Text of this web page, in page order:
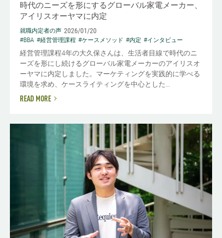
時代のニーズを形にするグローバル家電メーカー、
アイリスオーヤマに内定
就職内定者の声 2026/01/20
#BBA #経営管理課程 #ケースメソッド #内定 #インタビュー
経営管理課程4年の大久保さんは、生活者目線で時代のニ
ーズを形にし続けるグローバル家電メーカーのアイリスオ
ーヤマに内定しました。マーケティングを実践的に学べる
環境を求め、ケースライティングを中心とした...
READ MORE